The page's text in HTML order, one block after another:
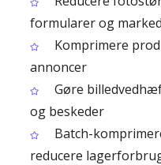
formularer og
Komprimere
annoncer
Gøre
og beskeder
Batch-
reducere